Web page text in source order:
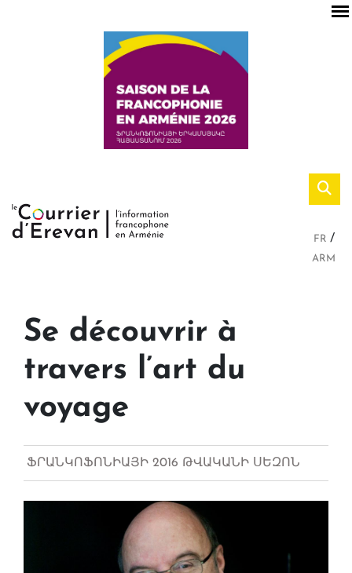
FR
ARM
Se découvrir à
travers l’art du
voyage
ՖՐԱՆԿՈՖՈՆԻԱՅԻ 2016 ԹՎԱԿԱՆԻ ՍԵԶՈՆ